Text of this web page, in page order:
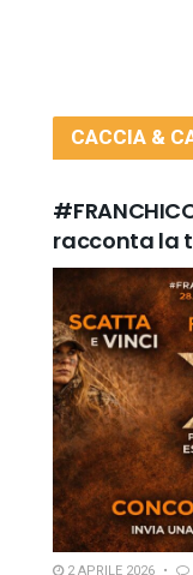
CACCIA &
racconta la
2 APRILE 2026